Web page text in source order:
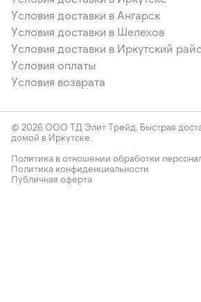
Условия доставки в Ангарск
Условия доставки в Шелехов
Условия доставки в Иркутский
Условия оплаты
Условия возврата
© 2026 ООО ТД Элит Трейд. Быстрая
домой в Иркутске.
Политика в отношении обработки
Политика конфиденциальности
Публичная оферта